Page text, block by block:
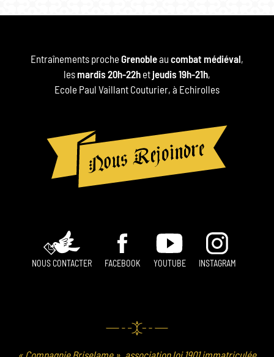
Entraînements procheGrenobleau combat médiéval ,
les mardis 20h-22h etjeudis 19h-21h,
Ecole Paul Vaillant Couturier, à Echirolles
NOUS CONTACTER FACEBOOK YOUTUBE INSTAGRAM